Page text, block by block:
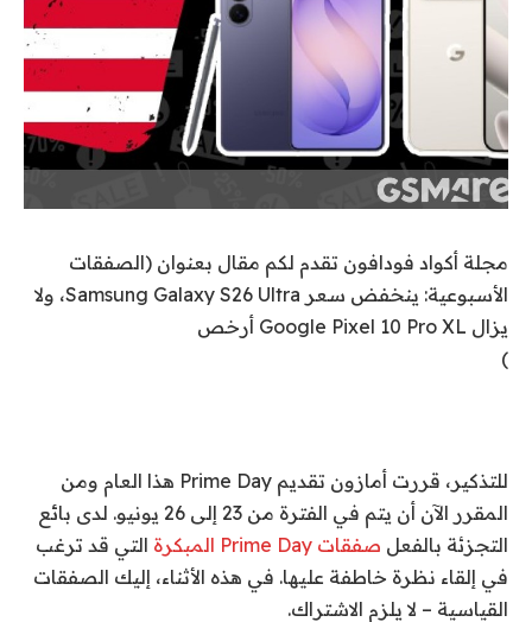
مجلة أكواد فودافون تقدم لكم مقال بعنوان (الصفقات
الأسبوعية: ينخفض ​​سعر Samsung Galaxy S26 Ultra، ولا
يزال Google Pixel 10 Pro XL أرخص
)
للتذكير، قررت أمازون تقديم Prime Day هذا العام ومن
المقرر الآن أن يتم في الفترة من 23 إلى 26 يونيو. لدى بائع
التجزئة بالفعل صفقات Prime Day المبكرة
التي قد ترغب
في إلقاء نظرة خاطفة عليها. في هذه الأثناء، إليك الصفقات
القياسية – لا يلزم الاشتراك.